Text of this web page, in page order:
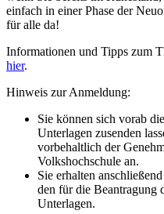
einfach in einer Phase der
für alle da!
Informationen und Tipps zum
hier.
Hinweis zur Anmeldung:
Sie können sich vorab
Unterlagen zusenden
vorbehaltlich der
Volkshochschule an.
Sie erhalten
den für die Beantragung
Unterlagen.